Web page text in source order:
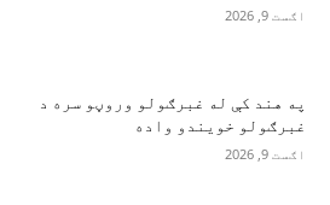
اګست 9, 2026
په هند کې له غبرګولو وروڼو سره د
غبرګولو خویندو واده
اګست 9, 2026